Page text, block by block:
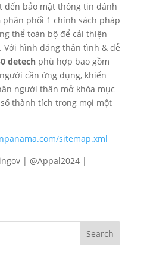
đến bảo mật thông tin đánh
phân phối 1 chính sách pháp
thể toàn bộ để cải thiện
Với hình dáng thân tình & dễ
detechphù hợp bao gồm
cần ứng dụng, khiến
người thân mở khóa mục
thành tích trong mọi một
sitemap.xml
| @Appal2024 |
Search